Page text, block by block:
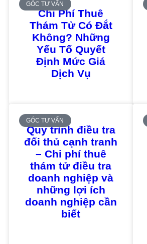
GÓC TƯ VẤN
Chi Phí Thuê
Thám Tử Có Đắt
Không? Những
Yếu Tố Quyết
Định Mức Giá
Dịch Vụ
GÓC TƯ VẤN
Quy trình điều tra
đối thủ cạnh tranh
– Chi phí thuê
thám tử điều tra
doanh nghiệp và
những lợi ích
doanh nghiệp cần
biết